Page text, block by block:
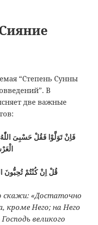
“Степень Сунны
В
две важные
فَاِنْ تَوَلَّوْا فَقُلْ حَسْبِىَ
قُلْ اِنْ كُنْتُمْ تُحِبُّونَ
скажи: «Достаточно
Него; на Него
великого